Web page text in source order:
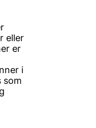
eller
er
i
som